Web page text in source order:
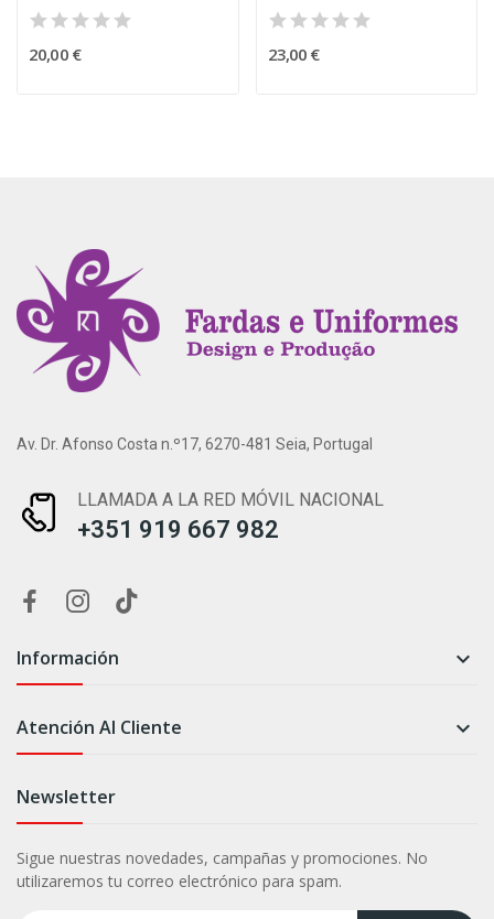
20,00 € 23,00 €
Av. Dr. Afonso Costa n.º17, 6270-481 Seia, Portugal
LLAMADA A LA RED MÓVIL NACIONAL
+351 919 667 982
Información 
Atención Al Cliente 
Newsletter
Sigue nuestras novedades, campañas y promociones. No
utilizaremos tu correo electrónico para spam.